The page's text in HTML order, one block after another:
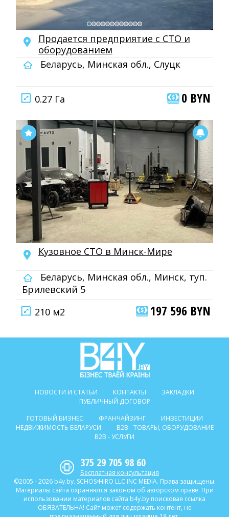
Продается предприятие с СТО и
оборудованием
Беларусь, Минская обл., Слуцк
0.27 Га 0 BYN
Кузовное СТО в Минск-Мире
Беларусь, Минская обл., Минск, туп.
Брилевский 5
210 м2
197 596 BYN
НОВОСТИ И СТАТЬИ КОНТАКТЫ
ЗАКЛАДКИ
ПУБЛИЧНЫЙ ДОГОВОР
ГОТОВЫЙ БИЗНЕС
ФРАНЧАЙЗИНГ
ИНВЕСТИЦИИ
НЕДВИЖИМОСТЬ БЕЛАРУСИ
B2B - ТОВАРЫ, ОБОРУДОВАНИЕ
B2B - УСЛУГИ
375 29 705 98 60
Бесплатная консультация
©2005 - 2026 b4y.by. SCHOSᶳHIRO LLC INC MEDIA. Права защищены.
Материалы сайта охраняются законом об авторском праве. При
использовании материалов сайта b4y.by поисковая ссылка
ОБЯЗАТЕЛЬНА! Сайт может содержать контент, не